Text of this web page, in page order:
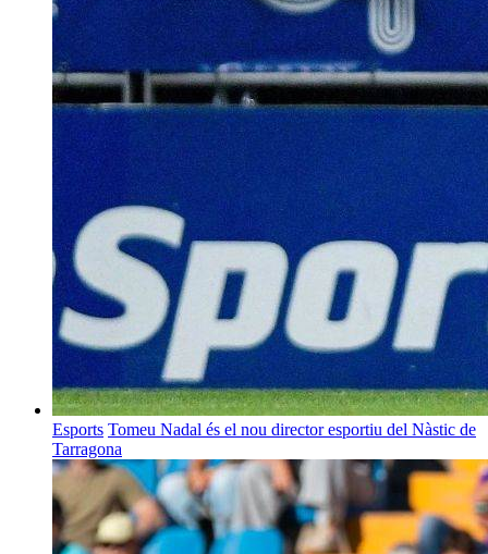
Esports Tomeu Nadal és el nou director esportiu del Nàstic de
Tarragona